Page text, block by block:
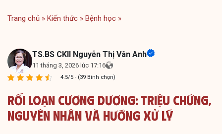
Trang chủ » Kiến thức » Bệnh học »
TS.BS CKII Nguyễn Thị Vân Anh
11 tháng 3, 2026 lúc 17:16
4.5/5 - (39 Bình chọn)
Rối Loạn Cương Dương: Triệu Chứng,
Nguyên Nhân Và Hướng Xử Lý